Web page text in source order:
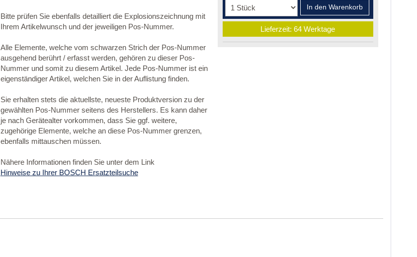
Bitte prüfen Sie ebenfalls detailliert die Explosionszeichnung mit
Ihrem Artikelwunsch und der jeweiligen Pos-Nummer.
Alle Elemente, welche vom schwarzen Strich der Pos-Nummer
ausgehend berührt / erfasst werden, gehören zu dieser Pos-
Nummer und somit zu diesem Artikel. Jede Pos-Nummer ist ein
eigenständiger Artikel, welchen Sie in der Auflistung finden.
Sie erhalten stets die aktuellste, neueste Produktversion zu der
gewählten Pos-Nummer seitens des Herstellers. Es kann daher
je nach Gerätealter vorkommen, dass Sie ggf. weitere,
zugehörige Elemente, welche an diese Pos-Nummer grenzen,
ebenfalls mittauschen müssen.
Nähere Informationen finden Sie unter dem Link
Hinweise zu Ihrer BOSCH Ersatzteilsuche
In den Warenkorb
Lieferzeit: 64 Werktage